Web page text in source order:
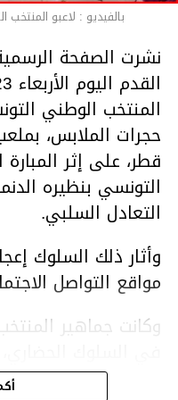
بالفيديو : لاعبو
نشرت الصفحة
المنتخب الوطني
حجرات الملابس،
قطر، على إثر
التونسي بنظيره
التعادل السلبي.
وأثار ذلك السلوك
مواقع التواصل
وكانت جماهير
الملعب في أعقاب